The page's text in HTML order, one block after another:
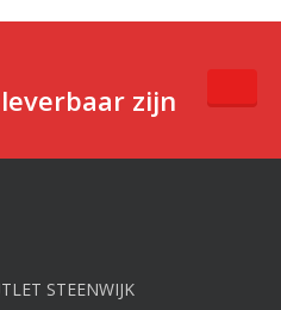
zijn
STEENWIJK